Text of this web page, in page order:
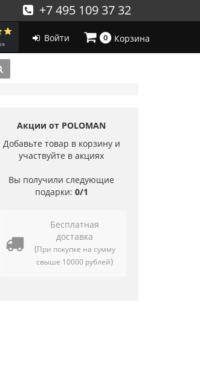
+7 495 109 37 32
Войти 0 Корзина
Акции от POLOMAN
Добавьте товар в корзину и
участвуйте в акциях
Вы получили следующие
подарки: 0/1
Бесплатная
доставка
(При покупке на сумму
свыше 10000 рублей)